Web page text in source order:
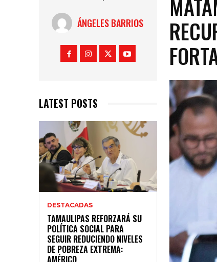
ÁNGELES BARRIOS
LATEST POSTS
DESTACADAS
TAMAULIPAS REFORZARÁ SU
POLÍTICA SOCIAL PARA
SEGUIR REDUCIENDO NIVELES
DE POBREZA EXTREMA:
AMÉRICO